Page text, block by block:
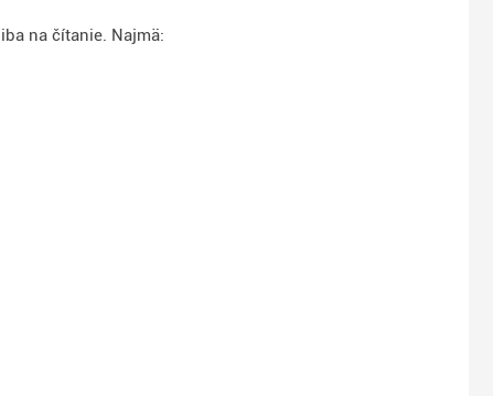
na čítanie. Najmä: